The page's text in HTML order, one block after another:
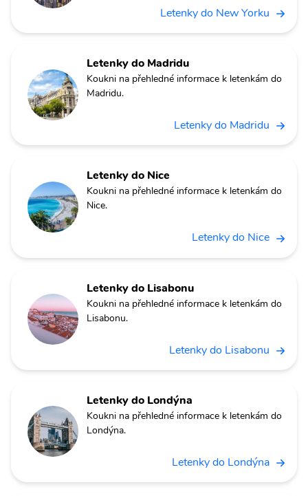
Letenky do New Yorku
Letenky do Madridu
Koukni na přehledné informace k letenkám do
Madridu.
Letenky do Madridu
Letenky do Nice
Koukni na přehledné informace k letenkám do
Nice.
Letenky do Nice
Letenky do Lisabonu
Koukni na přehledné informace k letenkám do
Lisabonu.
Letenky do Lisabonu
Letenky do Londýna
Koukni na přehledné informace k letenkám do
Londýna.
Letenky do Londýna